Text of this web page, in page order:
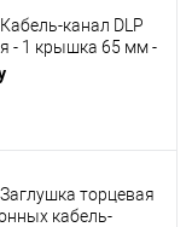
канал DLP
- 1 крышка 65 мм -
торцевая
кабель-